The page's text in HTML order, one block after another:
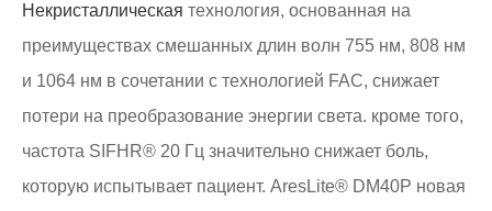
Некристаллическая технология, основанная на
преимуществах смешанных длин волн 755 нм, 808 нм
и 1064 нм в сочетании с технологией FAC, снижает
потери на преобразование энергии света. кроме того,
частота SIFHR® 20 Гц значительно снижает боль,
которую испытывает пациент. AresLite® DM40P новая